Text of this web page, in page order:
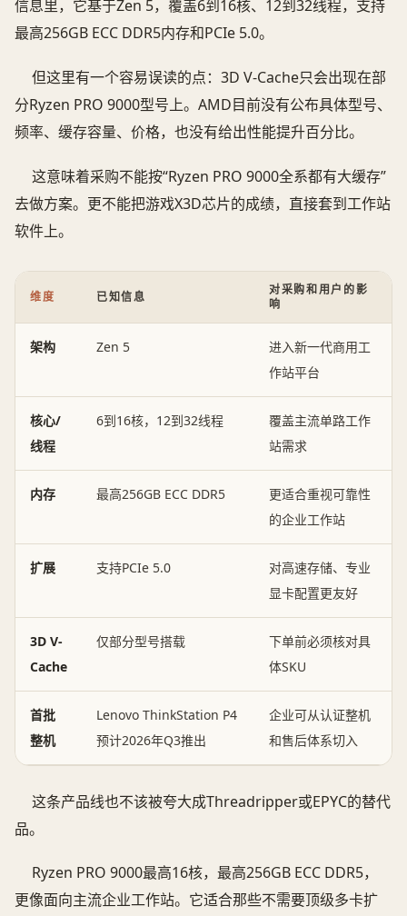
信息里，它基于Zen 5，覆盖6到16核、12到32线程，支持
最高256GB ECC DDR5内存和PCIe 5.0。
但这里有一个容易误读的点：3D V-Cache只会出现在部
分Ryzen PRO 9000型号上。AMD目前没有公布具体型号、
频率、缓存容量、价格，也没有给出性能提升百分比。
这意味着采购不能按“Ryzen PRO 9000全系都有大缓存”
去做方案。更不能把游戏X3D芯片的成绩，直接套到工作站
软件上。
维度 已知信息
对采购和用户的影
响
架构 Zen 5
进入新一代商用工
作站平台
核心/
线程
6到16核，12到32线程
覆盖主流单路工作
站需求
内存 最高256GB ECC DDR5
更适合重视可靠性
的企业工作站
扩展 支持PCIe 5.0
对高速存储、专业
显卡配置更友好
3D V-
Cache
仅部分型号搭载
下单前必须核对具
体SKU
首批
整机
Lenovo ThinkStation P4
预计2026年Q3推出
企业可从认证整机
和售后体系切入
这条产品线也不该被夸大成Threadripper或EPYC的替代
品。
Ryzen PRO 9000最高16核，最高256GB ECC DDR5，
更像面向主流企业工作站。它适合那些不需要顶级多卡扩